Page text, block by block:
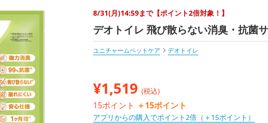
8/31(月)14:59まで【ポイント2倍対象！】
デオトイレ 飛び散らない消臭・抗菌
ユニチャームペットケア
デオトイレ
¥1,519 (税込)
15ポイント ＋15ポイント
アプリからの購入でポイント2倍（＋15ポイント）